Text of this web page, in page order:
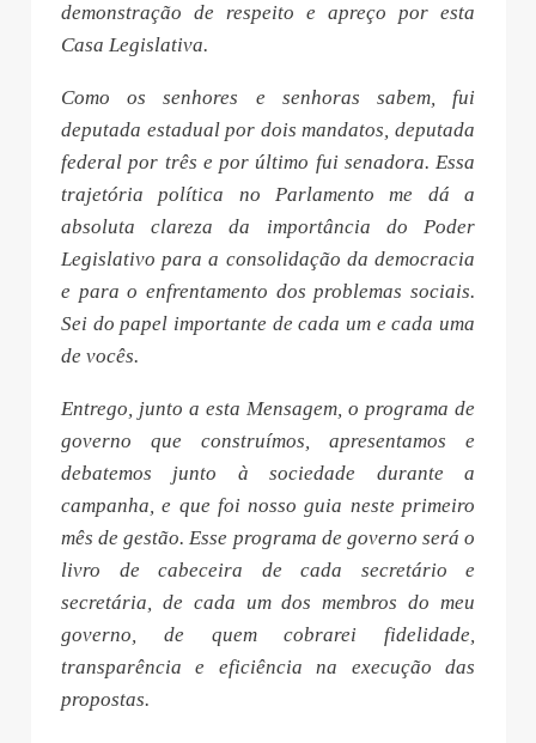
demonstração de respeito e apreço por esta
Casa Legislativa.
Como os senhores e senhoras sabem, fui
deputada estadual por dois mandatos, deputada
federal por três e por último fui senadora. Essa
trajetória política no Parlamento me dá a
absoluta clareza da importância do Poder
Legislativo para a consolidação da democracia
e para o enfrentamento dos problemas sociais.
Sei do papel importante de cada um e cada uma
de vocês.
Entrego, junto a esta Mensagem, o programa de
governo que construímos, apresentamos e
debatemos junto à sociedade durante a
campanha, e que foi nosso guia neste primeiro
mês de gestão. Esse programa de governo será o
livro de cabeceira de cada secretário e
secretária, de cada um dos membros do meu
governo, de quem cobrarei fidelidade,
transparência e eficiência na execução das
propostas.